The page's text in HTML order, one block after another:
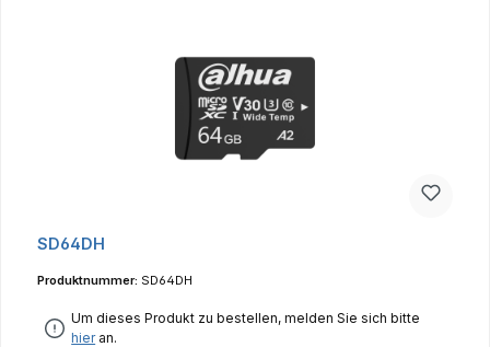
SD64DH
Produktnummer: SD64DH
Um dieses Produkt zu bestellen, melden Sie sich bitte
hieran.